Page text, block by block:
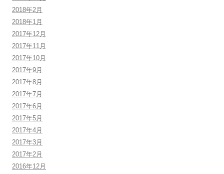
2018年2月
2018年1月
2017年12月
2017年11月
2017年10月
2017年9月
2017年8月
2017年7月
2017年6月
2017年5月
2017年4月
2017年3月
2017年2月
2016年12月